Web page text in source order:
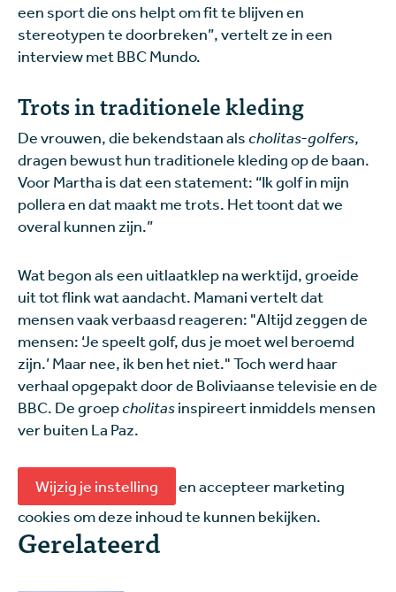
een sport die ons helpt om fit te blijven en
stereotypen te doorbreken”, vertelt ze in een
interview met BBC Mundo.
Trots in traditionele kleding
De vrouwen, die bekendstaan alscholitas-golfers,
dragen bewust hun traditionele kleding op de baan.
Voor Martha is dat een statement: “Ik golf in mijn
pollera en dat maakt me trots. Het toont dat we
overal kunnen zijn.”
Wat begon als een uitlaatklep na werktijd, groeide
uit tot flink wat aandacht. Mamani vertelt dat
mensen vaak verbaasd reageren: "Altijd zeggen de
mensen: ‘Je speelt golf, dus je moet wel beroemd
zijn.’ Maar nee, ik ben het niet." Toch werd haar
verhaal opgepakt door de Boliviaanse televisie en de
BBC. De groepcholitasinspireert inmiddels mensen
ver buiten La Paz.
Wijzig je instelling
en accepteer marketing
cookies om deze inhoud te kunnen bekijken.
Gerelateerd